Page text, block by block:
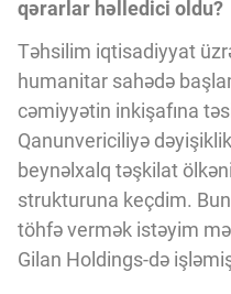
Podkastlar
qərarlar həlledici oldu?
Təhsilim iqtisadiyyat
humanitar sahədə
cəmiyyətin inkişafına
Qanunvericiliyə
beynəlxalq təşkilat
strukturuna keçdim.
töhfə vermək istəyim
Gilan Holdings-də